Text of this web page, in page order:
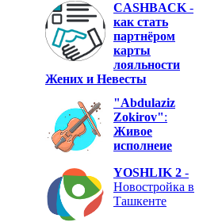
CASHBACK-
как стать
партнёром
карты
лояльности
Жених и Невесты
"Abdulaziz
Zokirov":
Живое
исполнеие
YOSHLIK 2 -
Новостройка в
Ташкенте